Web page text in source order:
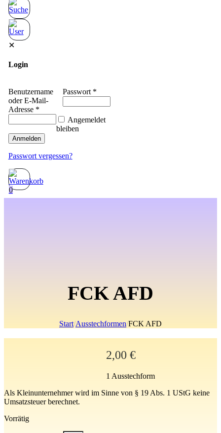
✕
Login
Benutzername
oder E-Mail-
Adresse *
Passwort *
Angemeldet
bleiben
Anmelden
Passwort vergessen?
0
FCK AFD
Start/Ausstechformen/FCK AFD
2,00€
1 Ausstechform
Als Kleinunternehmer wird im Sinne von § 19 Abs. 1 UStG keine
Umsatzsteuer berechnet.
Vorrätig